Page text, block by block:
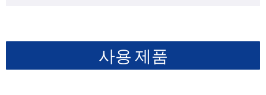
사용 제품